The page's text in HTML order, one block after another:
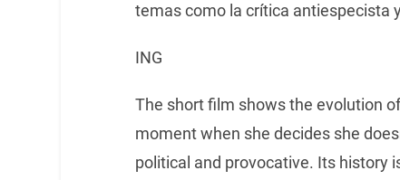
temas como la crítica antiespecista
ING
The short film shows the evolution
moment when she decides she
political and provocative. Its history